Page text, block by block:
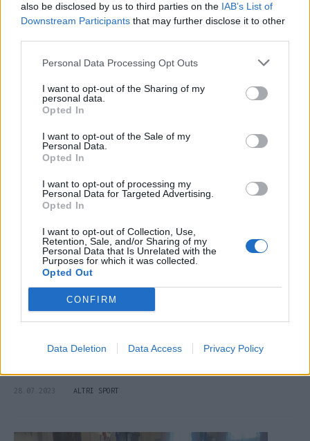
also be disclosed by us to third parties on the IAB’s List of
Downstream Participants that may further disclose it to other
Personal Data Processing Opt Outs
I want to opt-out of the Sharing of my
personal data.
Opted In
I want to opt-out of the Sale of my
Personal Data.
Opted In
I want to opt-out of processing my
Personal Data for Targeted Advertising.
Opted In
I want to opt-out of Collection, Use,
Retention, Sale, and/or Sharing of my
Personal Data that Is Unrelated with the
Purposes for which it was collected.
Opted Out
CONFIRM
Data Deletion Data Access Privacy Policy
Piscine Le Naiadi: rinviato al 18 settembre il
termine per le offerte
Il consiglere regionale Blasioli: "Sempre più concreto lo spettro
31.07.2023 PALLANUOTO
l'Atalanta
Ufficializzata l'affiliazione
28.07.2023 ALTRI SPORT